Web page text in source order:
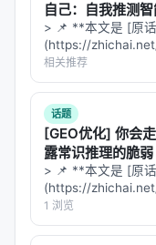
47.21GB（H100
Muon、APOLLO
然能跑，但显存是
---
分布式扩展：
在多节点（
联）上的扩展性测
配置
自己：自我推测
> 📌 **本文是 [原
(https://
**——标题改为问题
于 AI 引擎引用。
相关推荐
话题
[GEO优化] 你会
露常识推理的脆弱
> 📌 **本文是 [原
(https://
**——标题改为问题
于 AI 引擎引用。 |
1 浏览